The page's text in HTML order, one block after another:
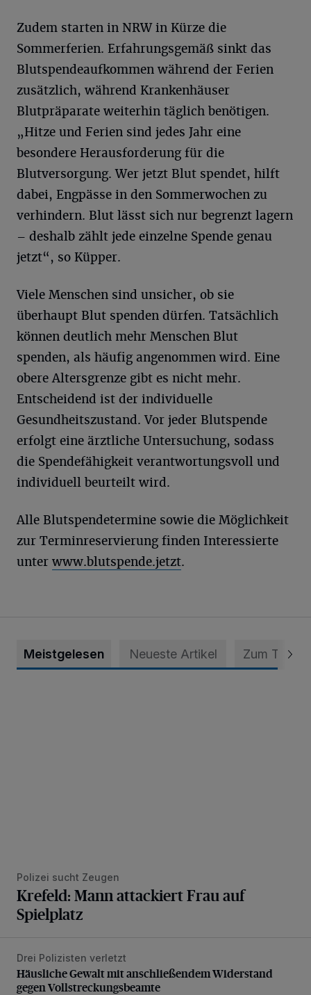
Zudem starten in NRW in Kürze die
Sommerferien. Erfahrungsgemäß sinkt das
Blutspendeaufkommen während der Ferien
zusätzlich, während Krankenhäuser
Blutpräparate weiterhin täglich benötigen.
„Hitze und Ferien sind jedes Jahr eine
besondere Herausforderung für die
Blutversorgung. Wer jetzt Blut spendet, hilft
dabei, Engpässe in den Sommerwochen zu
verhindern. Blut lässt sich nur begrenzt lagern
– deshalb zählt jede einzelne Spende genau
jetzt“, so Küpper.
Viele Menschen sind unsicher, ob sie
überhaupt Blut spenden dürfen. Tatsächlich
können deutlich mehr Menschen Blut
spenden, als häufig angenommen wird. Eine
obere Altersgrenze gibt es nicht mehr.
Entscheidend ist der individuelle
Gesundheitszustand. Vor jeder Blutspende
erfolgt eine ärztliche Untersuchung, sodass
die Spendefähigkeit verantwortungsvoll und
individuell beurteilt wird.
Alle Blutspendetermine sowie die Möglichkeit
zur Terminreservierung finden Interessierte
unter www.blutspende.jetzt.
Meistgelesen Neueste Artikel Zum Thema
Polizei sucht Zeugen
Krefeld: Mann attackiert Frau auf
Spielplatz
Häusliche Gewalt mit anschließendem Widerstand gegen
Drei Polizisten verletzt
Häusliche Gewalt mit anschließendem Widerstand
gegen Vollstreckungsbeamte